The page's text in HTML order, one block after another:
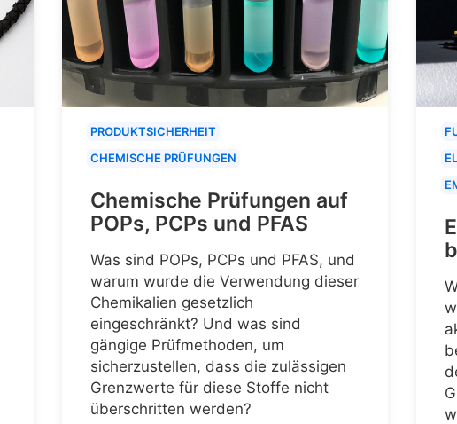
PRODUKTSICHERHEIT
CHEMISCHE PRÜFUNGEN
Chemische Prüfungen auf
POPs, PCPs und PFAS
Was sind POPs, PCPs und PFAS, und
warum wurde die Verwendung dieser
Chemikalien gesetzlich
eingeschränkt? Und was sind
gängige Prüfmethoden, um
sicherzustellen, dass die zulässigen
Grenzwerte für diese Stoffe nicht
überschritten werden?